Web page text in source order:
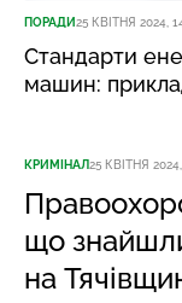
ПОРАДИ25 КВІТНЯ 2024,
Стандарти
машин:
КРИМІНАЛ25 КВІТНЯ
що
на